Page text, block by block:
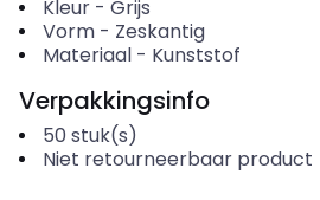
Kleur- Grijs
Vorm- Zeskantig
Materiaal- Kunststof
Verpakkingsinfo
50 stuk(s)
Niet retourneerbaar product